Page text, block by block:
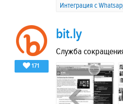
Интеграция с
171
bit.ly
Служба